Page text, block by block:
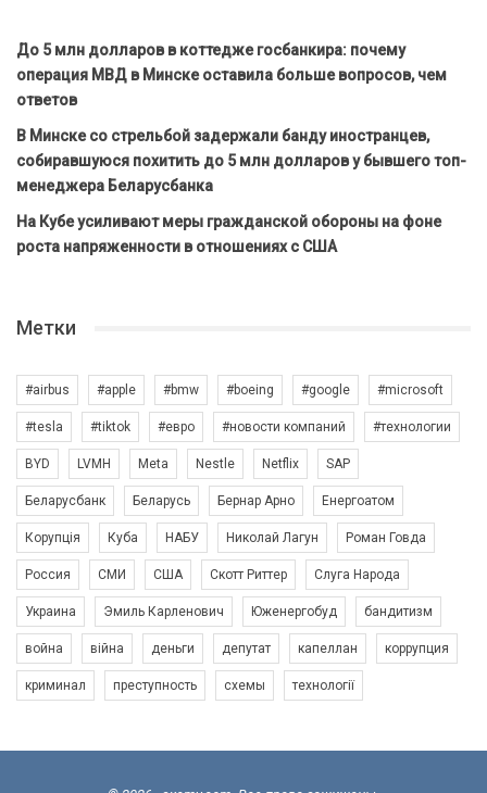
До 5 млн долларов в коттедже госбанкира: почему
операция МВД в Минске оставила больше вопросов, чем
ответов
В Минске со стрельбой задержали банду иностранцев,
собиравшуюся похитить до 5 млн долларов у бывшего топ-
менеджера Беларусбанка
На Кубе усиливают меры гражданской обороны на фоне
роста напряженности в отношениях с США
Метки
#airbus #apple #bmw #boeing #google #microsoft
#tesla #tiktok #евро #новости компаний #технологии
BYD LVMH Meta Nestle Netflix SAP
Беларусбанк Беларусь Бернар Арно Енергоатом
Корупція Куба НАБУ Николай Лагун Роман Говда
Россия СМИ США Скотт Риттер Слуга Народа
Украина Эмиль Карленович Юженергобуд бандитизм
война війна деньги депутат капеллан коррупция
криминал преступность схемы технології